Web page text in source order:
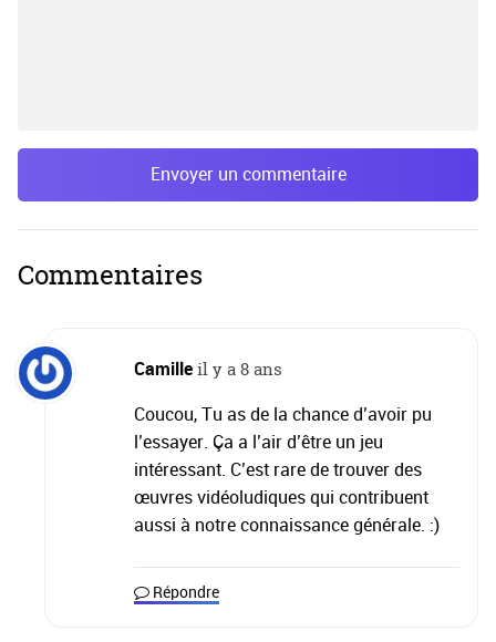
Envoyer un commentaire
Commentaires
Camilleil y a 8 ans
Coucou, Tu as de la chance d’avoir pu
l’essayer. Ça a l’air d’être un jeu
intéressant. C’est rare de trouver des
œuvres vidéoludiques qui contribuent
aussi à notre connaissance générale. :)
Répondre